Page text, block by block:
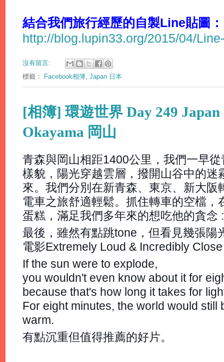
結合我們旅行經歷的自製Line貼圖：
http://blog.lupin33.org/2015/04/
沒有留言:
標籤：
Facebook相簿, Japan 日本
[相簿] 環遊世界 Day 249
Okayama 岡山
青森與岡山相距1400公里，我們一早
樣貌，陽光穿越雲層，撥開山谷中的迷
來。我們分別在新青森、東京、新大
電車之旅舒適輕鬆。抓住轉車的空檔
蛋糕，滿足我們多年來的想吃他的貪念
最後，雖然有點跳tone，但看見幾張陽
電影Extremely Loud & Incredibly
If the sun were to explode,
you wouldn't even know about it for
because that's how long it takes for
For eight minutes, the world would still
warm.
有點沉重但值得推薦的好片。